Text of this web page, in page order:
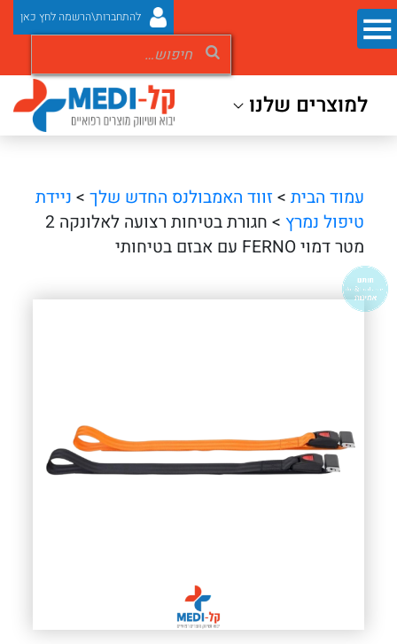
להתחברות\הרשמה לחץ כאן
למוצרים שלנו
עמוד הבית >זווד האמבולנס החדש שלך > ניידת
טיפול נמרץ
> חגורת בטיחות רצועה לאלונקה 2
מטר דמוי FERNO עם אבזם בטיחותי